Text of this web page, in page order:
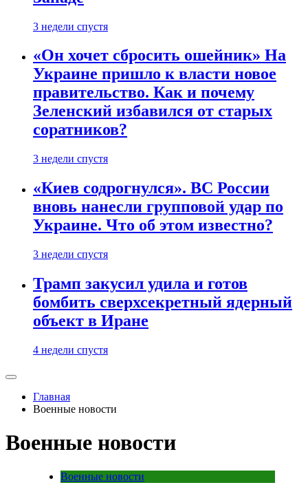
3 недели спустя
«Он хочет сбросить ошейник» На
Украине пришло к власти новое
правительство. Как и почему
Зеленский избавился от старых
соратников?
3 недели спустя
«Киев содрогнулся». ВС России
вновь нанесли групповой удар по
Украине. Что об этом известно?
3 недели спустя
Трамп закусил удила и готов
бомбить сверхсекретный ядерный
объект в Иране
4 недели спустя
Главная
Военные новости
Военные новости
Военные новости